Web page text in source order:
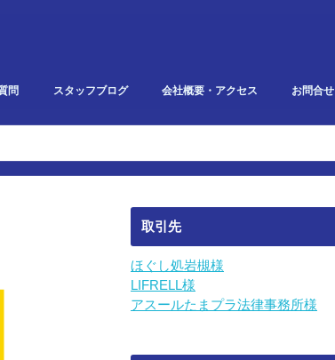
問 スタッフブログ
研修・勉強会報告
イベント・雑記
スタークリエイトでの業務
利用者ブログ
会社概要・アクセス お問合せ
取引先
ほぐし処岩槻様
LIFRELL様
アスールたまプラ法律事務所様